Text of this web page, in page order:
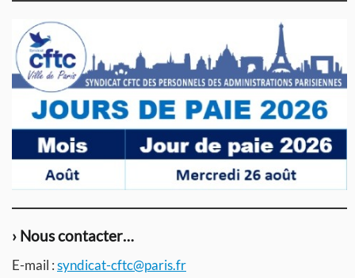
› Nous contacter…
E-mail :syndicat-cftc@paris.fr